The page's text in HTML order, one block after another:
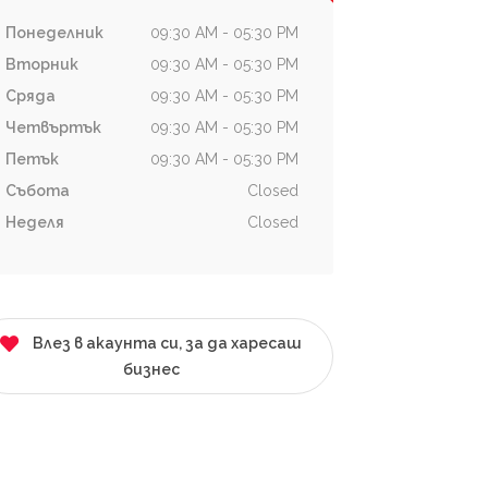
Понеделник
09:30 AM - 05:30 PM
Вторник
09:30 AM - 05:30 PM
Сряда
09:30 AM - 05:30 PM
Четвъртък
09:30 AM - 05:30 PM
Петък
09:30 AM - 05:30 PM
Събота
Closed
Неделя
Closed
Влез в акаунта си, за да харесаш
бизнес